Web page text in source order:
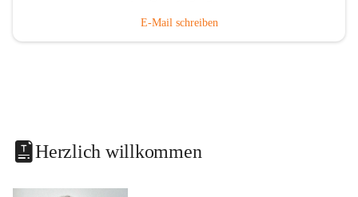
E-Mail schreiben
Herzlich willkommen